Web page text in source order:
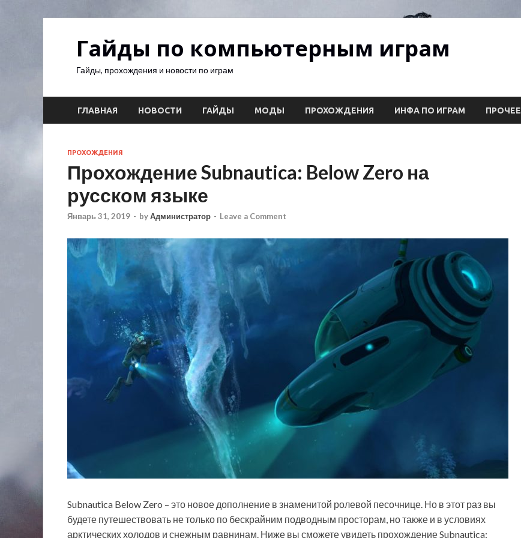
Гайды по компьютерным играм
Гайды, прохождения и новости по играм
ГЛАВНАЯ НОВОСТИ ГАЙДЫ МОДЫ ПРОХОЖДЕНИЯ ИНФА ПО ИГРАМ ПРОЧЕЕ
ПРОХОЖДЕНИЯ
Прохождение Subnautica: Below Zero на
русском языке
Январь 31, 2019 - byАдминистратор - Leave a Comment
Subnautica Below Zero – это новое дополнение в знаменитой ролевой песочнице. Но в этот раз вы
будете путешествовать не только по бескрайним подводным просторам, но также и в условиях
арктических холодов и снежным равнинам. Ниже вы сможете увидеть прохождение Subnautica: